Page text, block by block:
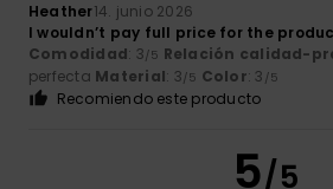
Heather14. junio 2026
I wouldn’t pay full price for the
Comodidad: 3/5 Relación calidad-
perfecta Material: 3/5 Color: 3 /5
Recomiendo este producto
5/5